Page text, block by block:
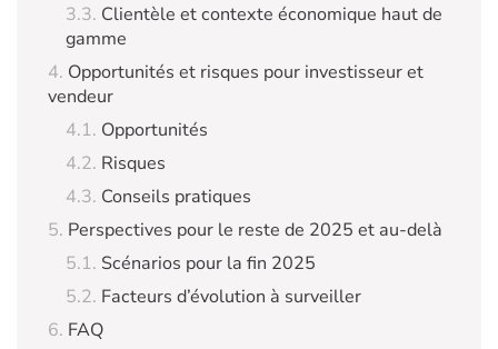
Clientèle et contexte économique haut de
gamme
Opportunités et risques pour investisseur et
vendeur
Opportunités
Risques
Conseils pratiques
Perspectives pour le reste de 2025 et au-delà
Scénarios pour la fin 2025
Facteurs d’évolution à surveiller
FAQ